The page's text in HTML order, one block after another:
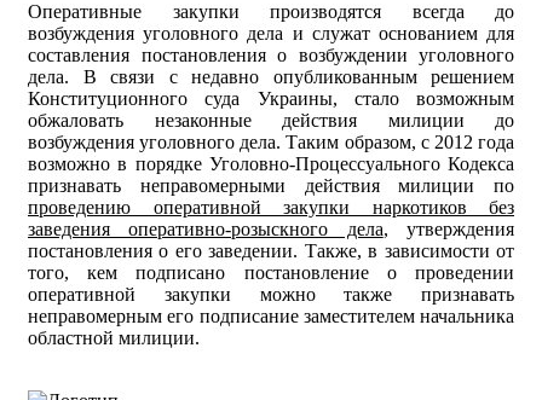
Оперативные закупки производятся всегда до
возбуждения уголовного дела и служат основанием для
составления постановления о возбуждении уголовного
дела. В связи с недавно опубликованным решением
Конституционного суда Украины, стало возможным
обжаловать незаконные действия милиции до
возбуждения уголовного дела. Таким образом, с 2012 года
возможно в порядке Уголовно-Процессуального Кодекса
признавать неправомерными действия милиции по
проведению оперативной закупки наркотиков без
заведения оперативно-розыскного дела, утверждения
постановления о его заведении. Также, в зависимости от
того, кем подписано постановление о проведении
оперативной закупки можно также признавать
неправомерным его подписание заместителем начальника
областной милиции.